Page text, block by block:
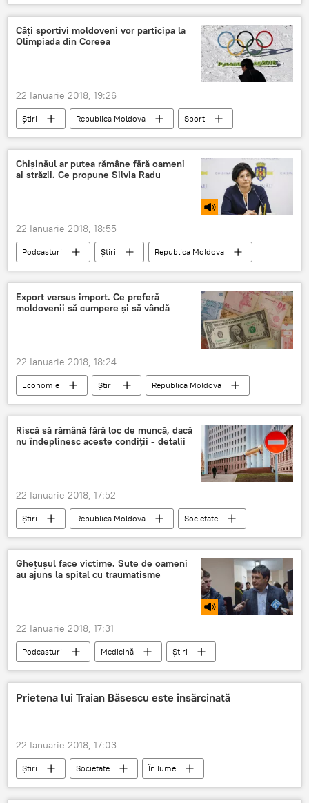
Fabricat în Moldova
forumul oamenilor de afaceri
Camera de Comerț și Industrie
Câți sportivi moldoveni vor participa la
Olimpiada din Coreea
22 Ianuarie 2018, 19:26
Știri Republica Moldova
Sport
Austria
Coreea de Sud
Pyeongchang
moldoveni sportivi
Chișinăul ar putea rămâne fără oameni
ai străzii. Ce propune Silvia Radu
22 Ianuarie 2018, 18:55
Podcasturi Știri
Republica Moldova
Societate
Chișinău
Republica Moldova
loc de muncă
muncă
oameni fără adăpost
Export versus import. Ce preferă
moldovenii să cumpere și să vândă
22 Ianuarie 2018, 18:24
Economie Știri
Republica Moldova
Informații
export
import
mărfuri
agent economic
Moldova
producție
Riscă să rămână fără loc de muncă, dacă
nu îndeplinesc aceste condiții - detalii
22 Ianuarie 2018, 17:52
Știri Republica Moldova
Societate
liceu
gimnaziu
sistem
detalii
pedagogi
Universitate
reforma invatamantului
daca nu
Ghețușul face victime. Sute de oameni
au ajuns la spital cu traumatisme
22 Ianuarie 2018, 17:31
Podcasturi Medicină
Știri
Republica Moldova
Chișinău
drumuri
traumatisme
ghețuș
Prietena lui Traian Băsescu este însărcinată
22 Ianuarie 2018, 17:03
Știri Societate
În lume
România
Traian Băsescu